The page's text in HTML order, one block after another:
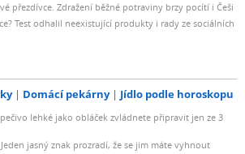
přezdívce. Zdražení běžné potraviny brzy pocítí i Češi
Test odhalil neexistující produkty i rady ze sociálních
Domácí pekárny Jídlo podle horoskopu
lehké jako obláček zvládnete připravit jen ze 3
jasný znak prozradí, že se jim máte vyhnout